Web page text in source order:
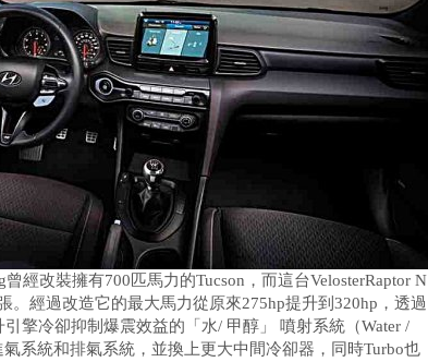
經改裝擁有700匹馬力的Tucson，而這台VelosterRaptor N
。經過改造它的最大馬力從原來275hp提升到320hp，透過
擎冷卻抑制爆震效益的「水/ 甲醇」 噴射系統（Water /
系統和排氣系統，並換上更大中間冷卻器，同時Turbo也